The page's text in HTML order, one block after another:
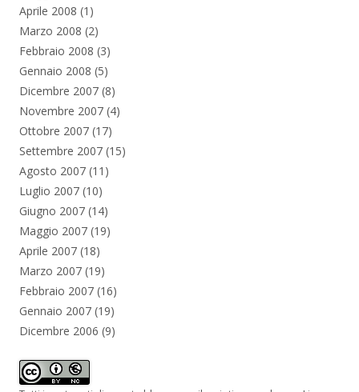
Aprile 2008 (1)
Marzo 2008 (2)
Febbraio 2008 (3)
Gennaio 2008 (5)
Dicembre 2007 (8)
Novembre 2007 (4)
Ottobre 2007 (17)
Settembre 2007 (15)
Agosto 2007 (11)
Luglio 2007 (10)
Giugno 2007 (14)
Maggio 2007 (19)
Aprile 2007 (18)
Marzo 2007 (19)
Febbraio 2007 (16)
Gennaio 2007 (19)
Dicembre 2006 (9)